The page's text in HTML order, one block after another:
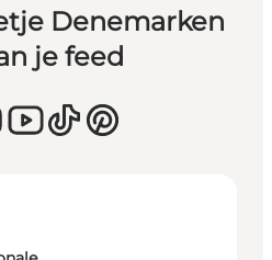
Denemarken
je feed